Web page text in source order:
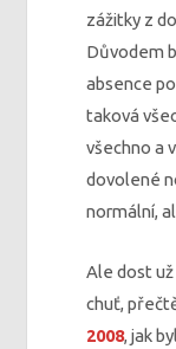
zážitky z
Důvodem
absence
taková
všechno a
dovolené
normální,
Ale dost už
chuť,
2008, jak